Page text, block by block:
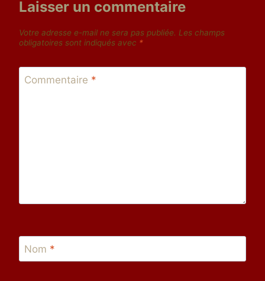
Laisser un commentaire
Votre adresse e-mail ne sera pas publiée. Les champs
obligatoires sont indiqués avec *
Commentaire *
Nom *